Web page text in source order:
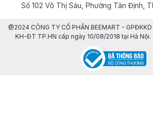
Số 102 Võ Thị Sáu, Phường Tân Định,
@2024 CÔNG TY CỔ PHẦN BEEMART -
KH-ĐT TP.HN cấp ngày 10/08/2018 tại Hà